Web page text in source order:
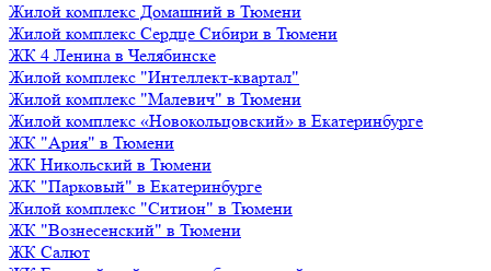
Жилой комплекс Домашний в Тюмени
Жилой комплекс Сердце Сибири в Тюмени
ЖК 4 Ленина в Челябинске
Жилой комплекс "Интеллект-квартал"
Жилой комплекс "Малевич" в Тюмени
Жилой комплекс «Новокольцовский» в Екатеринбурге
ЖК "Ария" в Тюмени
ЖК Никольский в Тюмени
ЖК "Парковый" в Екатеринбурге
Жилой комплекс "Ситион" в Тюмени
ЖК "Вознесенский" в Тюмени
ЖК Салют